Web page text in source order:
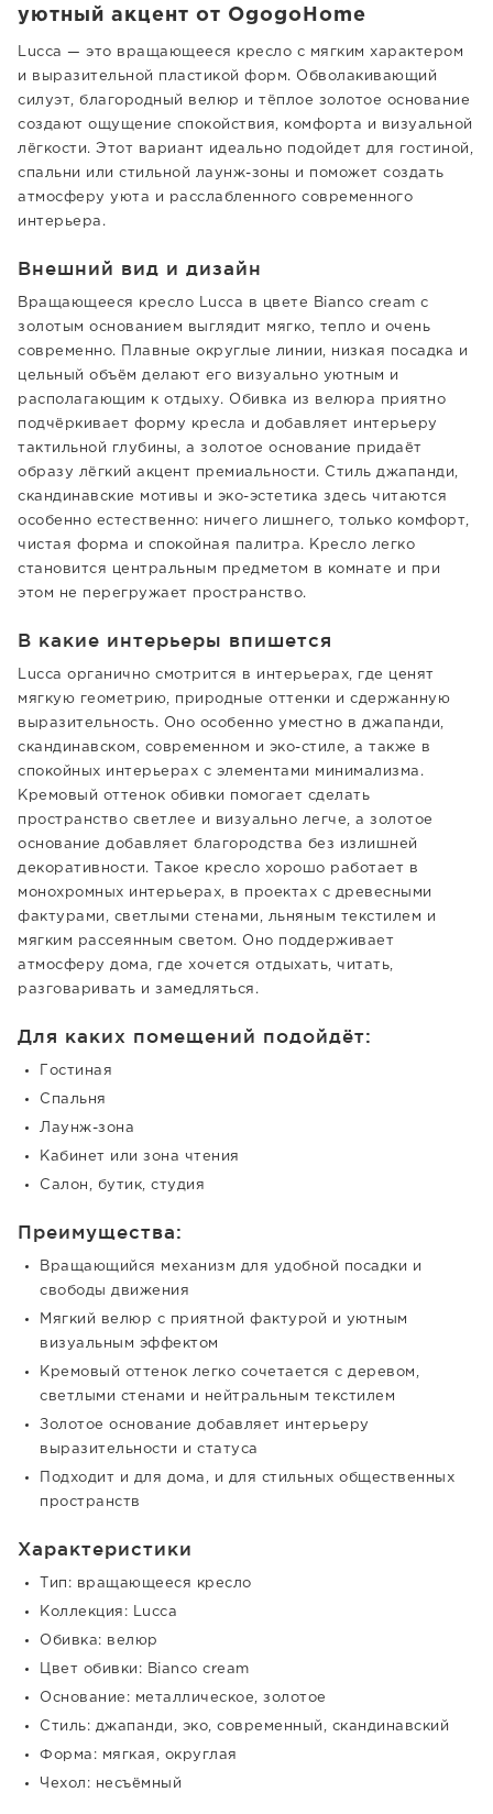
уютный акцент от OgogoHome
Lucca — это вращающееся кресло с мягким характером
и выразительной пластикой форм. Обволакивающий
силуэт, благородный велюр и тёплое золотое основание
создают ощущение спокойствия, комфорта и визуальной
лёгкости. Этот вариант идеально подойдет для гостиной,
спальни или стильной лаунж-зоны и поможет создать
атмосферу уюта и расслабленного современного
интерьера.
Внешний вид и дизайн
Вращающееся кресло Lucca в цвете Bianco cream с
золотым основанием выглядит мягко, тепло и очень
современно. Плавные округлые линии, низкая посадка и
цельный объём делают его визуально уютным и
располагающим к отдыху. Обивка из велюра приятно
подчёркивает форму кресла и добавляет интерьеру
тактильной глубины, а золотое основание придаёт
образу лёгкий акцент премиальности. Стиль джапанди,
скандинавские мотивы и эко-эстетика здесь читаются
особенно естественно: ничего лишнего, только комфорт,
чистая форма и спокойная палитра. Кресло легко
становится центральным предметом в комнате и при
этом не перегружает пространство.
В какие интерьеры впишется
Lucca органично смотрится в интерьерах, где ценят
мягкую геометрию, природные оттенки и сдержанную
выразительность. Оно особенно уместно в джапанди,
скандинавском, современном и эко-стиле, а также в
спокойных интерьерах с элементами минимализма.
Кремовый оттенок обивки помогает сделать
пространство светлее и визуально легче, а золотое
основание добавляет благородства без излишней
декоративности. Такое кресло хорошо работает в
монохромных интерьерах, в проектах с древесными
фактурами, светлыми стенами, льняным текстилем и
мягким рассеянным светом. Оно поддерживает
атмосферу дома, где хочется отдыхать, читать,
разговаривать и замедляться.
Для каких помещений подойдёт:
Гостиная
Спальня
Лаунж-зона
Кабинет или зона чтения
Салон, бутик, студия
Преимущества:
Вращающийся механизм для удобной посадки и
свободы движения
Мягкий велюр с приятной фактурой и уютным
визуальным эффектом
Кремовый оттенок легко сочетается с деревом,
светлыми стенами и нейтральным текстилем
Золотое основание добавляет интерьеру
выразительности и статуса
Подходит и для дома, и для стильных общественных
пространств
Характеристики
Тип: вращающееся кресло
Коллекция: Lucca
Обивка: велюр
Цвет обивки: Bianco cream
Основание: металлическое, золотое
Стиль: джапанди, эко, современный, скандинавский
Форма: мягкая, округлая
Чехол: несъёмный